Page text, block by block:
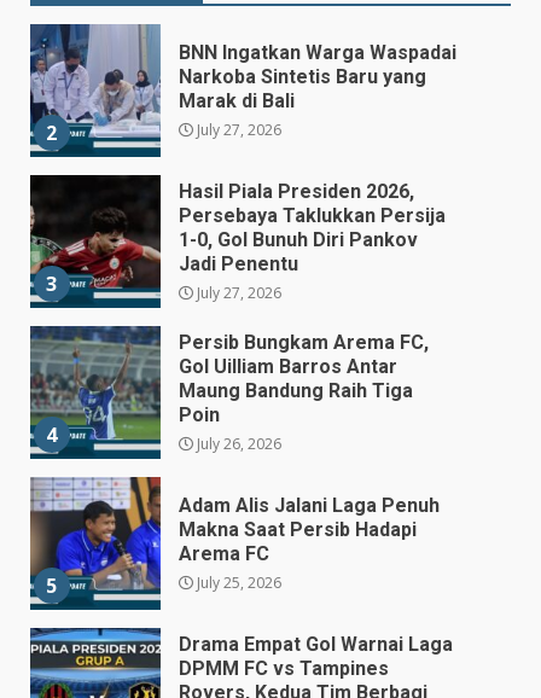
2
BNN Ingatkan Warga Waspadai
Narkoba Sintetis Baru yang
Marak di Bali
July 27, 2026
3
Hasil Piala Presiden 2026,
Persebaya Taklukkan Persija
1-0, Gol Bunuh Diri Pankov
Jadi Penentu
July 27, 2026
4
Persib Bungkam Arema FC,
Gol Uilliam Barros Antar
Maung Bandung Raih Tiga
Poin
July 26, 2026
5
Adam Alis Jalani Laga Penuh
Makna Saat Persib Hadapi
Arema FC
July 25, 2026
Drama Empat Gol Warnai Laga
DPMM FC vs Tampines
Rovers, Kedua Tim Berbagi